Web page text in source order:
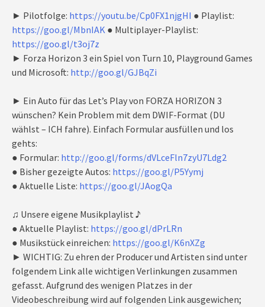
► Pilotfolge: https://youtu.be/Cp0FX1njgHI ● Playlist:
https://goo.gl/MbnIAK ● Multiplayer-Playlist:
https://goo.gl/t3oj7z
► Forza Horizon 3 ein Spiel von Turn 10, Playground Games
und Microsoft: http://goo.gl/GJBqZi
► Ein Auto für das Let’s Play von FORZA HORIZON 3
wünschen? Kein Problem mit dem DWIF-Format (DU
wählst – ICH fahre). Einfach Formular ausfüllen und los
gehts:
● Formular: http://goo.gl/forms/dVLceFln7zyU7Ldg2
● Bisher gezeigte Autos: https://goo.gl/P5Yymj
● Aktuelle Liste: https://goo.gl/JAogQa
♫ Unsere eigene Musikplaylist ♪
● Aktuelle Playlist: https://goo.gl/dPrLRn
● Musikstück einreichen: https://goo.gl/K6nXZg
► WICHTIG: Zu ehren der Producer und Artisten sind unter
folgendem Link alle wichtigen Verlinkungen zusammen
gefasst. Aufgrund des wenigen Platzes in der
Videobeschreibung wird auf folgenden Link ausgewichen;